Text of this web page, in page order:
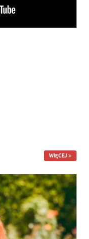
WIĘCEJ